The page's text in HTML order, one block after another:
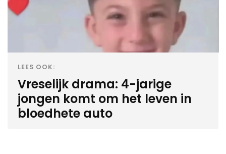
LEES OOK:
Vreselijk drama: 4-jarige
jongen komt om het leven in
bloedhete auto